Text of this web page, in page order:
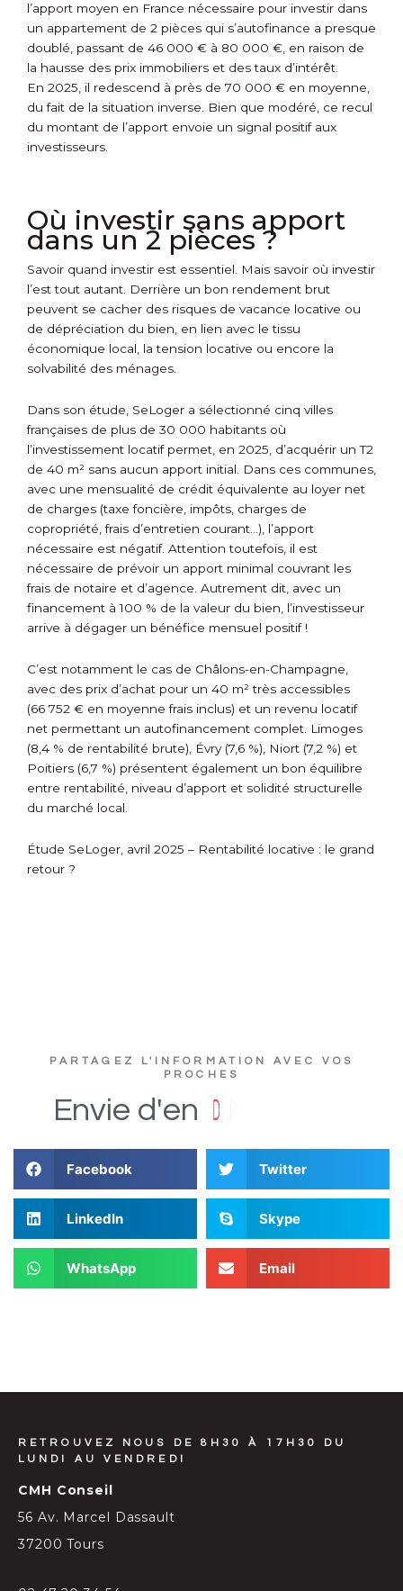
l’apport moyen en France nécessaire pour investir dans
un appartement de 2 pièces qui s’autofinance a presque
doublé, passant de 46 000 € à 80 000 €, en raison de
la hausse des prix immobiliers et des taux d’intérêt.
En 2025, il redescend à près de 70 000 € en moyenne,
du fait de la situation inverse. Bien que modéré, ce recul
du montant de l’apport envoie un signal positif aux
investisseurs.
Où investir sans apport
dans un 2 pièces ?
Savoir quand investir est essentiel. Mais savoir où investir
l’est tout autant. Derrière un bon rendement brut
peuvent se cacher des risques de vacance locative ou
de dépréciation du bien, en lien avec le tissu
économique local, la tension locative ou encore la
solvabilité des ménages.
Dans son étude, SeLoger a sélectionné cinq villes
françaises de plus de 30 000 habitants où
l’investissement locatif permet, en 2025, d’acquérir un T2
de 40 m² sans aucun apport initial. Dans ces communes,
avec une mensualité de crédit équivalente au loyer net
de charges (taxe foncière, impôts, charges de
copropriété, frais d’entretien courant…), l’apport
nécessaire est négatif. Attention toutefois, il est
nécessaire de prévoir un apport minimal couvrant les
frais de notaire et d’agence. Autrement dit, avec un
financement à 100 % de la valeur du bien, l’investisseur
arrive à dégager un bénéfice mensuel positif !
C’est notamment le cas de Châlons-en-Champagne,
avec des prix d’achat pour un 40 m² très accessibles
(66 752 € en moyenne frais inclus) et un revenu locatif
net permettant un autofinancement complet. Limoges
(8,4 % de rentabilité brute), Évry (7,6 %), Niort (7,2 %) et
Poitiers (6,7 %) présentent également un bon équilibre
entre rentabilité, niveau d’apport et solidité structurelle
du marché local.
Étude SeLoger, avril 2025 – Rentabilité locative : le grand
retour ?
PARTAGEZ L'INFORMATION AVEC VOS
PROCHES
Envie d'en D
Facebook Twitter
LinkedIn Skype
WhatsApp Email
RETROUVEZ NOUS DE 8H30 À 17H30 DU
LUNDI AU VENDREDI
CMH Conseil
56 Av. Marcel Dassault
37200 Tours